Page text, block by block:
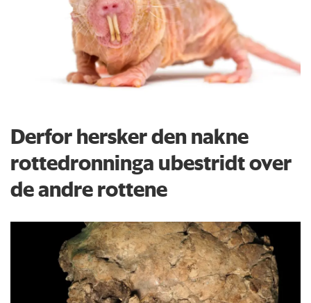
Derfor hersker den nakne
rottedronninga ubestridt over
de andre rottene